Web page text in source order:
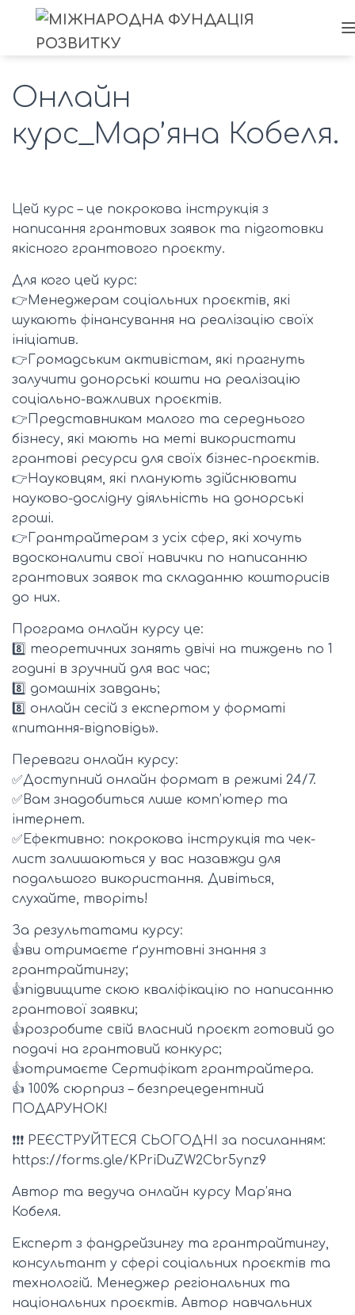
Онлайн
курс_Мар’яна Кобеля.
Цей курс – це покрокова інструкція з
написання грантових заявок та підготовки
якісного грантового проєкту.
Для кого цей курс:
👉Менеджерам соціальних проєктів, які
шукають фінансування на реалізацію своїх
ініціатив.
👉Громадським активістам, які прагнуть
залучити донорські кошти на реалізацію
соціально-важливих проєктів.
👉Представникам малого та середнього
бізнесу, які мають на меті використати
грантові ресурси для своїх бізнес-проєктів.
👉Науковцям, які планують здійснювати
науково-дослідну діяльність на донорські
гроші.
👉Грантрайтерам з усіх сфер, які хочуть
вдосконалити свої навички по написанню
грантових заявок та складанню кошторисів
до них.
Програма онлайн курсу це:
8️⃣ теоретичних занять двічі на тиждень по 1
годині в зручний для вас час;
8️⃣ домашніх завдань;
8️⃣ онлайн сесій з експертом у форматі
«питання-відповідь».
Переваги онлайн курсу:
✅Доступний онлайн формат в режимі 24/7.
✅Вам знадобиться лише комп’ютер та
інтернет.
✅Ефективно: покрокова інструкція та чек-
лист залишаються у вас назавжди для
подальшого використання. Дивіться,
слухайте, творіть!
За результатами курсу:
👍ви отримаєте ґрунтовні знання з
грантрайтингу;
👍підвищите скою кваліфікацію по написанню
грантової заявки;
👍розробите свій власний проєкт готовий до
подачі на грантовий конкурс;
👍отримаєте Сертифікат грантрайтера.
👍 100% сюрприз – безпрецедентний
ПОДАРУНОК!
❗❗❗ РЕЄСТРУЙТЕСЯ СЬОГОДНІ за посиланням:
https://forms.gle/KPriDuZW2Cbr5ynz9
Автор та ведуча онлайн курсу Мар’яна
Кобеля.
Експерт з фандрейзингу та грантрайтингу,
консультант у сфері соціальних проєктів та
технологій. Менеджер регіональних та
національних проєктів. Автор навчальних